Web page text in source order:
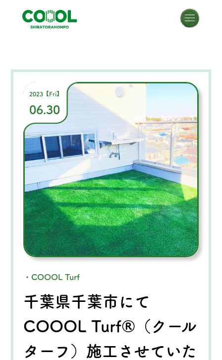
2023【Fri】
06.30
・COOOL Turf
千葉県千葉市にて
COOOL Turf®（クール
ターフ）施工させていた